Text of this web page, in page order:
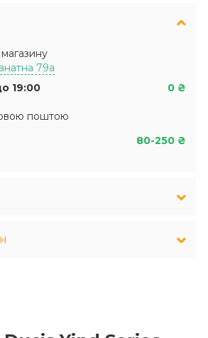
79а
19:00
0 ₴
поштою
80-250 ₴